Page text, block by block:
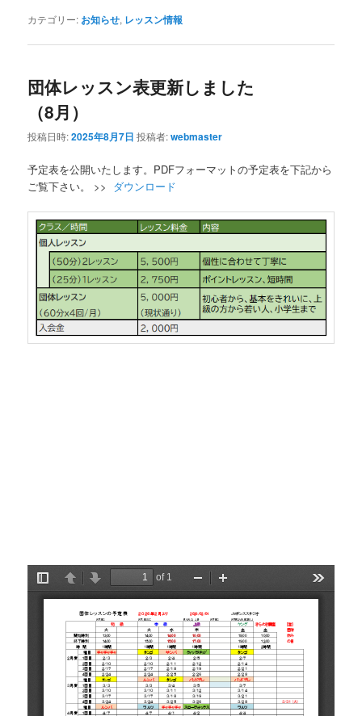
カテゴリー: お知らせ, レッスン情報
団体レッスン表更新しました
（8月）
投稿日時:2025年8月7日 投稿者:webmaster
予定表を公開いたします。PDFフォーマットの予定表を下記から
ご覧下さい。 >> ダウンロード